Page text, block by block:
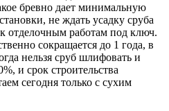
бревно дает минимальную
не ждать усадку сруба
к отделочным работам под ключ.
сокращается до 1 года, в
нельзя сруб шлифовать и
и срок строительства
сегодня только с сухим